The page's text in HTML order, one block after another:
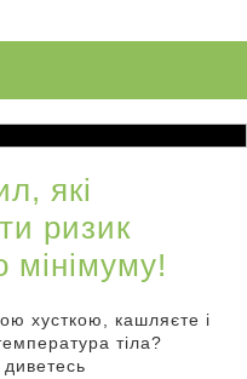
які
ризик
мінімуму!
хусткою, кашляєте і
тіла?